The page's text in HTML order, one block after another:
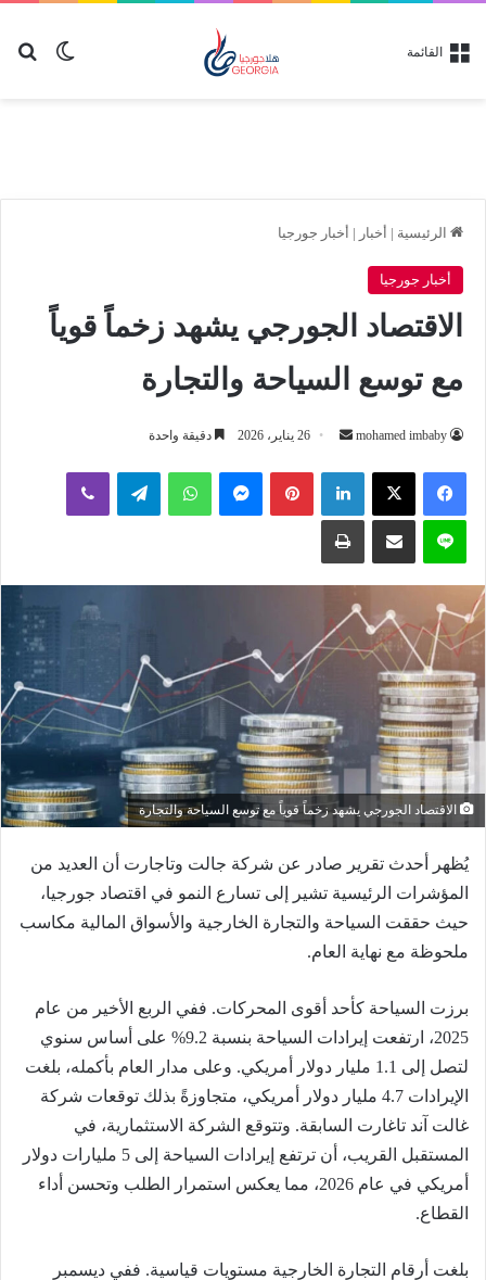
الوضع القائمة
الرئيسية | أخبار | أخبار جورجيا
أخبار جورجيا
الاقتصاد الجورجي يشهد زخماً قوياً
مع توسع السياحة والتجارة
mohamed imbaby
أرسل
إلكترونيا
26 يناير، 2026 دقيقة واحدة
لينكدإن بينتيريستماسنجر واتساب تيلقرام ڤايبر
لاين مشاركة عبر البريد طباعة
الاقتصاد الجورجي يشهد زخماً قوياً مع توسع السياحة والتجارة
يُظهر أحدث تقرير صادر عن شركة جالت وتاجارت أن العديد من
المؤشرات الرئيسية تشير إلى تسارع النمو في اقتصاد جورجيا،
حيث حققت السياحة والتجارة الخارجية والأسواق المالية مكاسب
ملحوظة مع نهاية العام.
برزت السياحة كأحد أقوى المحركات. ففي الربع الأخير من عام
2025، ارتفعت إيرادات السياحة بنسبة 9.2% على أساس سنوي
لتصل إلى 1.1 مليار دولار أمريكي. وعلى مدار العام بأكمله، بلغت
الإيرادات 4.7 مليار دولار أمريكي، متجاوزةً بذلك توقعات شركة
غالت آند تاغارت السابقة. وتتوقع الشركة الاستثمارية، في
المستقبل القريب، أن ترتفع إيرادات السياحة إلى 5 مليارات دولار
أمريكي في عام 2026، مما يعكس استمرار الطلب وتحسن أداء
القطاع.
بلغت أرقام التجارة الخارجية مستويات قياسية. ففي ديسمبر